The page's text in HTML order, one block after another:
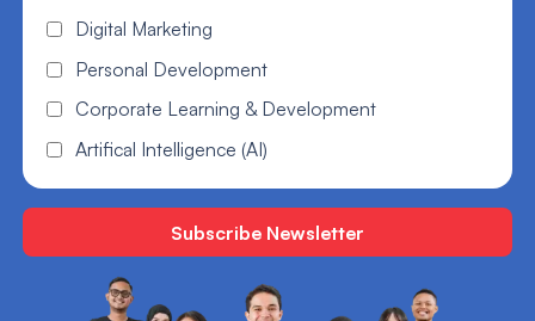
Digital Marketing
Personal Development
Corporate Learning & Development
Artifical Intelligence (AI)